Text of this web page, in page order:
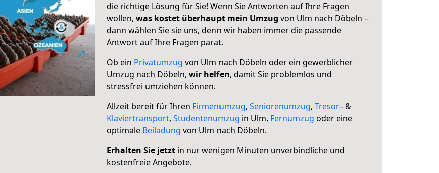
die richtige Lösung für Sie! Wenn Sie Antworten auf Ihre Fragen
wollen, was kostet überhaupt mein Umzug von Ulm nach Döbeln –
dann wählen Sie sie uns, denn wir haben immer die passende
Antwort auf Ihre Fragen parat.
Ob ein Privatumzug von Ulm nach Döbeln oder ein gewerblicher
Umzug nach Döbeln, wir helfen, damit Sie problemlos und
stressfrei umziehen können.
Allzeit bereit für Ihren Firmenumzug, Seniorenumzug, Tresor– &
Klaviertransport, Studentenumzug in Ulm, Fernumzug oder eine
optimale Beiladung von Ulm nach Döbeln.
Erhalten Sie jetzt in nur wenigen Minuten unverbindliche und
kostenfreie Angebote.